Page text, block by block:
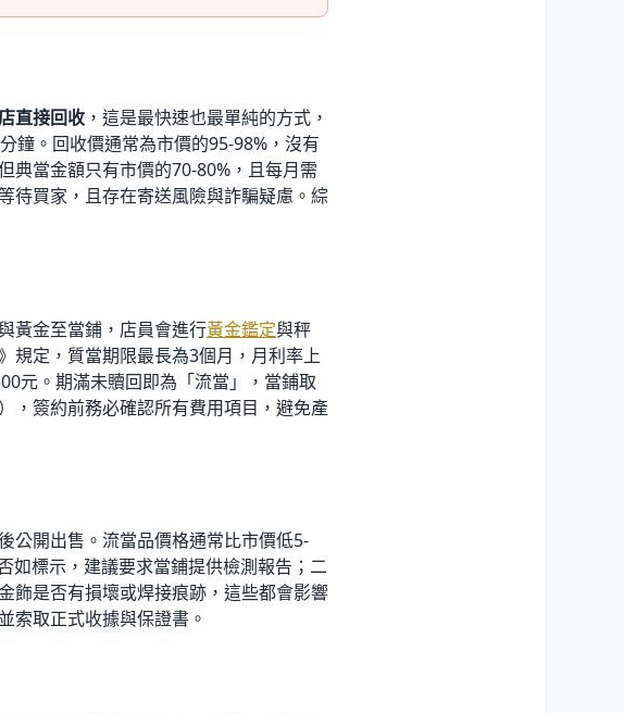
直接回收 ，這是最快速也最單純的方式，
鐘。回收價通常為市價的95-98% ，沒有
典當金額只有市價的70-80% ，且每月需
待買家，且存在寄送風險與詐騙疑慮。綜
黃金至當鋪，店員會進行黃金鑑定與秤
規定，質當期限最長為3個月，月利率上
元。期滿未贖回即為「流當」，當鋪取
，簽約前務必確認所有費用項目，避免產
公開出售。流當品價格通常比市價低5-
如標示，建議要求當鋪提供檢測報告；二
飾是否有損壞或焊接痕跡，這些都會影響
索取正式收據與保證書。